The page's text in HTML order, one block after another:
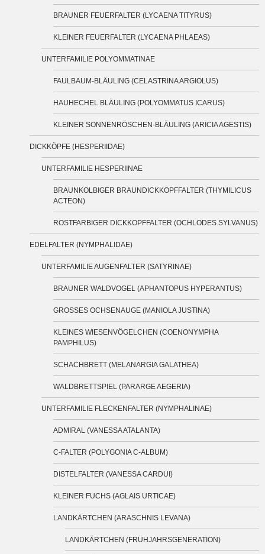
BRAUNER FEUERFALTER (LYCAENA TITYRUS)
KLEINER FEUERFALTER (LYCAENA PHLAEAS)
UNTERFAMILIE POLYOMMATINAE
FAULBAUM-BLÄULING (CELASTRINA ARGIOLUS)
HAUHECHEL BLÄULING (POLYOMMATUS ICARUS)
KLEINER SONNENRÖSCHEN-BLÄULING (ARICIA AGESTIS)
DICKKÖPFE (HESPERIIDAE)
UNTERFAMILIE HESPERIINAE
BRAUNKOLBIGER BRAUNDICKKOPFFALTER (THYMILICUS
ACTEON)
ROSTFARBIGER DICKKOPFFALTER (OCHLODES SYLVANUS)
EDELFALTER (NYMPHALIDAE)
UNTERFAMILIE AUGENFALTER (SATYRINAE)
BRAUNER WALDVOGEL (APHANTOPUS HYPERANTUS)
GROSSES OCHSENAUGE (MANIOLA JUSTINA)
KLEINES WIESENVÖGELCHEN (COENONYMPHA
PAMPHILUS)
SCHACHBRETT (MELANARGIA GALATHEA)
WALDBRETTSPIEL (PARARGE AEGERIA)
UNTERFAMILIE FLECKENFALTER (NYMPHALINAE)
ADMIRAL (VANESSA ATALANTA)
C-FALTER (POLYGONIA C-ALBUM)
DISTELFALTER (VANESSA CARDUI)
KLEINER FUCHS (AGLAIS URTICAE)
LANDKÄRTCHEN (ARASCHNIS LEVANA)
LANDKÄRTCHEN (FRÜHJAHRSGENERATION)